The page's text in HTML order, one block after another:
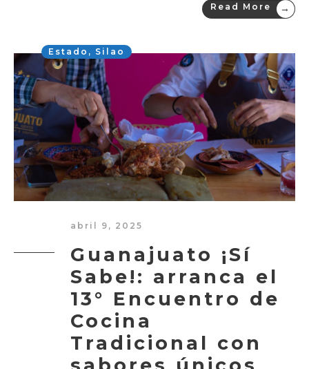
Read More →
Estado , Silao
abril 9, 2025
Guanajuato ¡Sí
Sabe!: arranca el
13° Encuentro de
Cocina
Tradicional con